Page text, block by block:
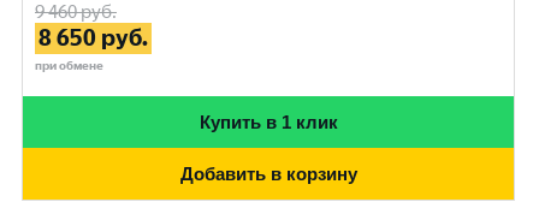
9 460руб.
8 650 руб.
при обмене
Купить в 1 клик
Добавить в корзину